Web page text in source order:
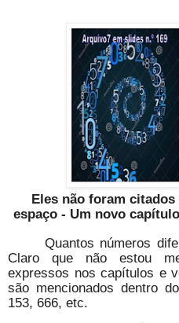
Eles não foram
espaço - Um novo
Quantos números
Claro que não estou
expressos nos capítulos e
são mencionados dentro
153, 666, etc.